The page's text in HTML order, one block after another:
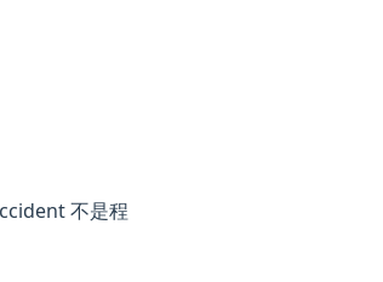
不是程